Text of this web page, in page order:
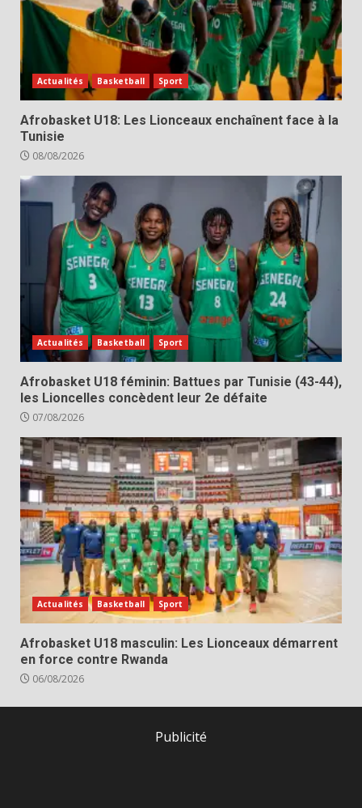
Actualités Basketball Sport
Afrobasket U18: Les Lionceaux enchaînent face à la
Tunisie
08/08/2026
Actualités Basketball Sport
Afrobasket U18 féminin: Battues par Tunisie (43-44),
les Lioncelles concèdent leur 2e défaite
07/08/2026
Actualités Basketball Sport
Afrobasket U18 masculin: Les Lionceaux démarrent
en force contre Rwanda
06/08/2026
Publicité